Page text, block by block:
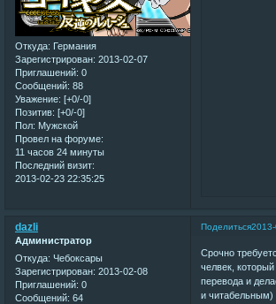
Откуда: Германия
Зарегистрирован: 2013-02-07
Приглашений: 0
Сообщений: 88
Уважение: [+0/-0]
Позитив: [+0/-0]
Пол: Мужской
Провел на форуме:
11 часов 24 минуты
Последний визит:
2013-02-23 22:35:25
Поделиться
dazli
Администратор
Откуда: Чебоксары
Зарегистрирован: 2013-02-08
Приглашений: 0
Сообщений: 64
Срочно
челвек,
перевода и
и читабельным)